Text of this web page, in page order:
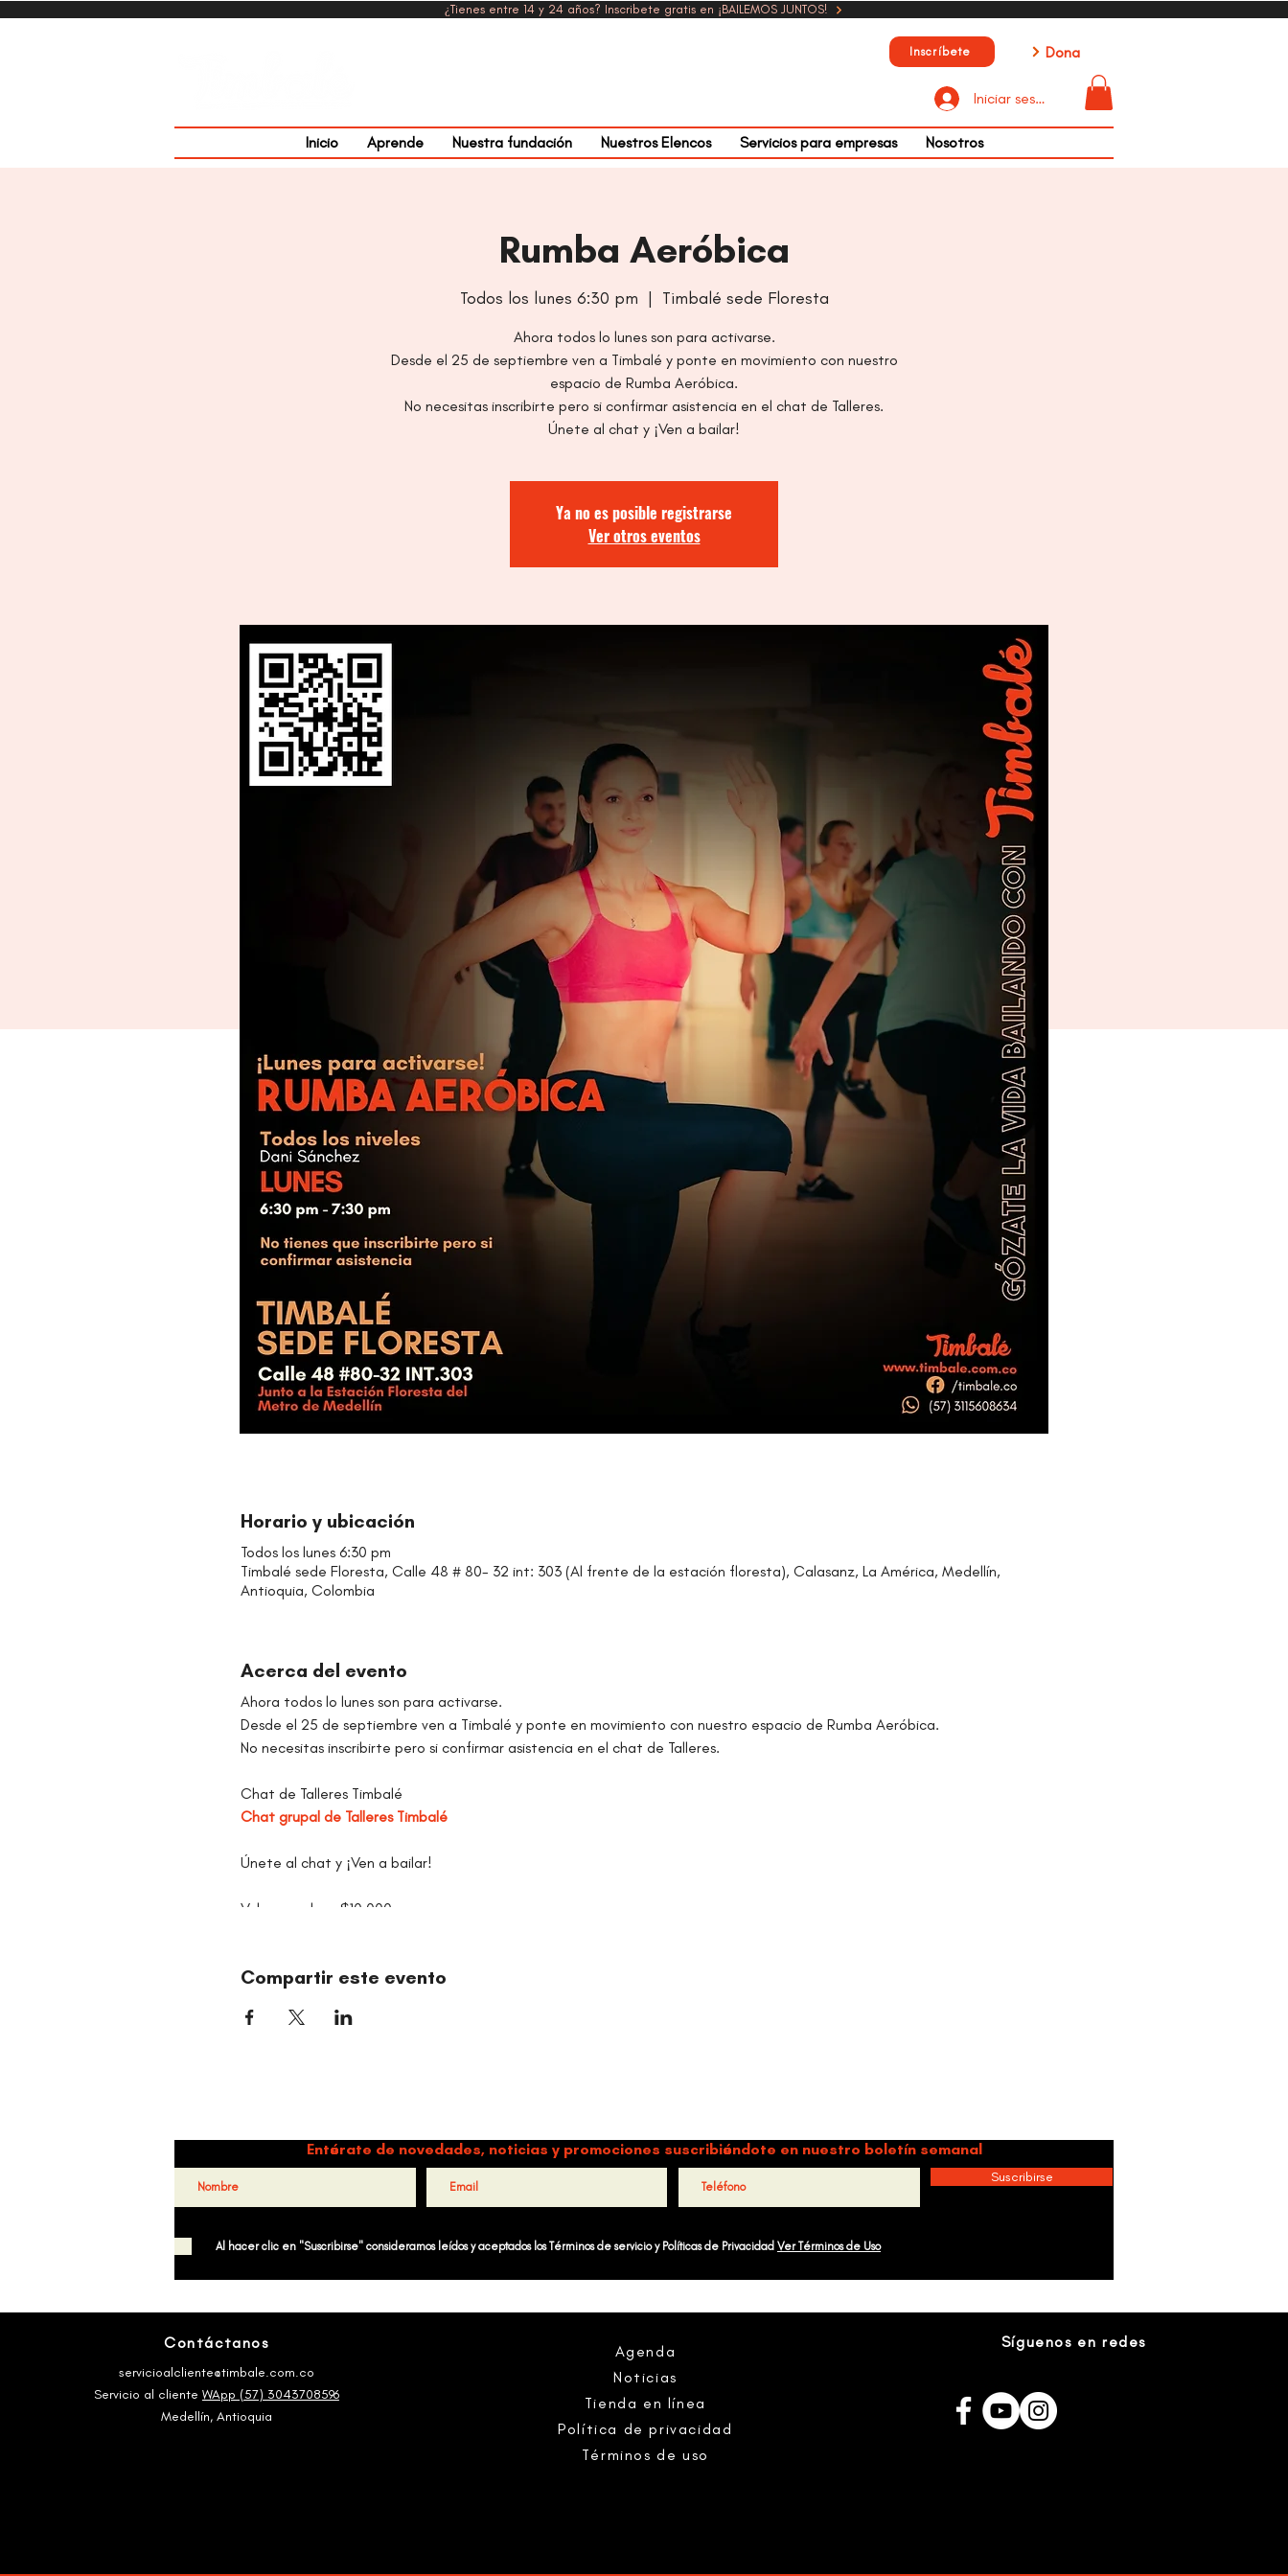
¿Tienes entre 14 y 24 años? Inscribete gratis en ¡BAILEMOS JUNTOS!
Inscríbete Dona
Iniciar sesión
Inicio Aprende Nuestra fundación Nuestros Elencos Servicios para empresas Nosotros
Rumba Aeróbica
Todos los lunes 6:30 pm
  |
Timbalé sede Floresta
Ahora todos lo lunes son para activarse.
Desde el 25 de septiembre ven a Timbalé y ponte en movimiento con nuestro
espacio de Rumba Aeróbica.
No necesitas inscribirte pero si confirmar asistencia en el chat de Talleres.
Únete al chat y ¡Ven a bailar!
Ya no es posible registrarse
Ver otros eventos
Horario y ubicación
Todos los lunes 6:30 pm
Timbalé sede Floresta, Calle 48 # 80- 32 int: 303 (Al frente de la estación floresta), Calasanz, La América, Medellín,
Antioquia, Colombia
Acerca del evento
Ahora todos lo lunes son para activarse.
Desde el 25 de septiembre ven a Timbalé y ponte en movimiento con nuestro espacio de Rumba Aeróbica.
No necesitas inscribirte pero si confirmar asistencia en el chat de Talleres.
Chat de Talleres Timbalé
Chat grupal de Talleres Timbalé
Únete al chat y ¡Ven a bailar!
Valor por clase $10.000
Compartir este evento
Entérate de novedades, noticias y promociones suscribiéndote en nuestro boletín semanal
Suscribirse
Al hacer clic en "Suscribirse" consideramos leídos y aceptados los Términos de servicio y Políticas de Privacidad Ver Términos de Uso
Contáctanos
servicioalcliente@timbale.com.co
Servicio al cliente WApp (57) 3043708596
Medellín, Antioquia
Agenda
Noticias
Tienda en línea
Política de privacidad
Términos de uso
Síguenos en redes